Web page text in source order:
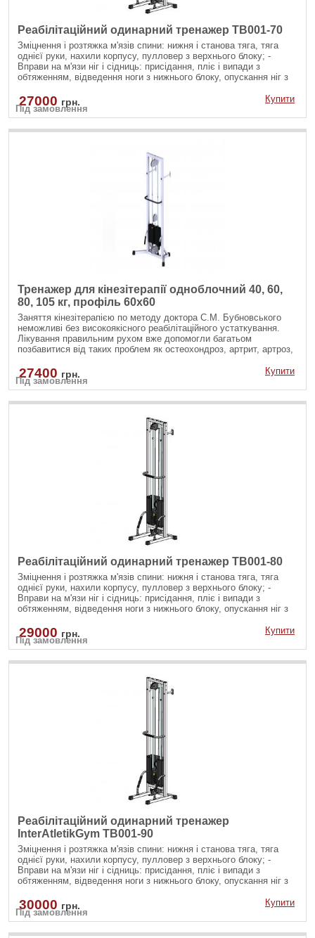
Реабілітаційний одинарний тренажер TB001-70
Зміцнення і розтяжка м'язів спини: нижня і станова тяга, тяга
однієї руки, нахили корпусу, пулловер з верхнього блоку; -
Вправи на м'язи ніг і сідниць: присідання, пліє і випади з
обтяженням, відведення ноги з нижнього блоку, опускання ніг з
різними хватами, розгинання рук на трицепс з різноманітними
рукоятями; - Зміцнення м'язів черевного преса: скручування на
прес, бічні нахили убік на косі м'язи як з верхнього так і з
нижнього блоку.
27000 грн.
Купити
Під замовлення
Тренажер для кінезітерапії одноблочний 40, 60,
80, 105 кг, профіль 60х60
Заняття кінезітерапією по методу доктора С.М. Бубновського
неможливі без високоякісного реабілітаційного устаткування.
Лікування правильним рухом вже допомогли багатьом
позбавитися від таких проблем як остеохондроз, артрит, артроз,
прискорити реабілітацію після операцій і травм кістково-м'язової
системи.
27400 грн.
Купити
Під замовлення
Реабілітаційний одинарний тренажер TB001-80
Зміцнення і розтяжка м'язів спини: нижня і станова тяга, тяга
однієї руки, нахили корпусу, пулловер з верхнього блоку; -
Вправи на м'язи ніг і сідниць: присідання, пліє і випади з
обтяженням, відведення ноги з нижнього блоку, опускання ніг з
різними хватами, розгинання рук на трицепс з різноманітними
рукоятями; - Зміцнення м'язів черевного преса: скручування на
прес, бічні нахили убік на косі м'язи як з верхнього так і з
нижнього блоку.
29000 грн.
Купити
Під замовлення
Реабілітаційний одинарний тренажер
InterAtletikGym TB001-90
Зміцнення і розтяжка м'язів спини: нижня і станова тяга, тяга
однієї руки, нахили корпусу, пулловер з верхнього блоку; -
Вправи на м'язи ніг і сідниць: присідання, пліє і випади з
обтяженням, відведення ноги з нижнього блоку, опускання ніг з
різними хватами, розгинання рук на трицепс з різноманітними
рукоятями; - Зміцнення м'язів черевного преса: скручування на
прес, бічні нахили убік на косі м'язи як з верхнього так і з
нижнього блоку.
30000 грн.
Купити
Під замовлення